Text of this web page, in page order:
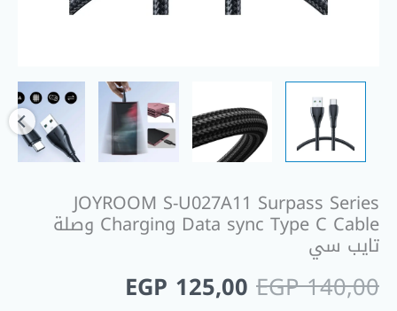
JOYROOM S-U027A11 Surpass Series
Charging Data sync Type C Cable وصلة
تايب سي
EGP140,00
EGP 125,00